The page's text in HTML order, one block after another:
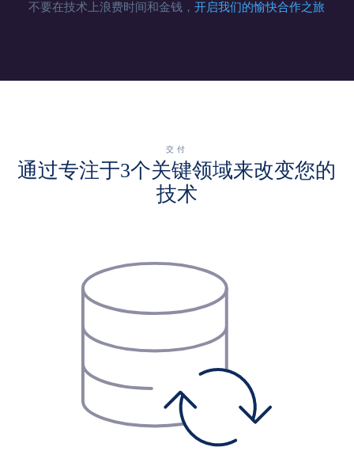
不要在技术上浪费时间和金钱，开启我们的愉快合作之旅
交付
通过专注于3个关键领域来改变您的
技术